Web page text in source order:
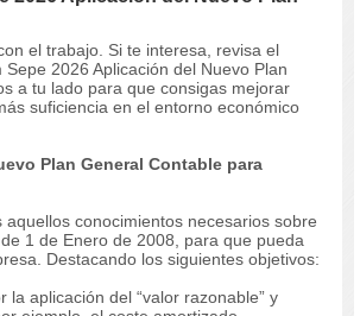
el trabajo. Si te interesa, revisa el
2026 Aplicación del Nuevo Plan
a tu lado para que consigas mejorar
suficiencia en el entorno económico
Plan General Contable para
conocimientos necesarios sobre
1 de Enero de 2008, para que pueda
Destacando los siguientes objetivos:
aplicación del “valor razonable” y